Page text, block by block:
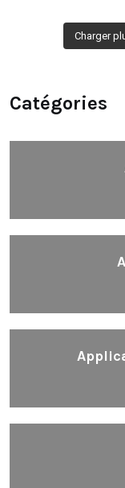
Charger
Catégories